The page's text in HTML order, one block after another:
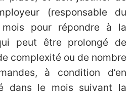
(responsable du
pour répondre à la
peut être prolongé de
complexité ou de nombre
à condition d’en
dans le mois suivant la